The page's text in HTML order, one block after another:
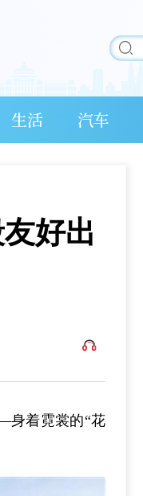
生活 汽车
好出
身着霓裳的“花